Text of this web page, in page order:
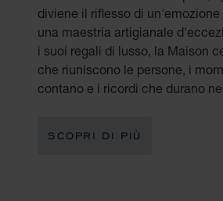
diviene il riflesso di
una maestria artigianale
i suoi regali di lusso, la Maison
che riuniscono le persone, i
contano e i ricordi che durano
SCOPRI DI PIÙ